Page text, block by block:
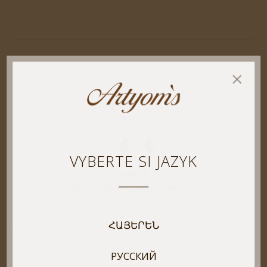
585 (14 KARAT) BILE ZLATO A AMETYST
VYBERTE SI JAZYK
ՀԱՅԵՐԵՆ
РУССКИЙ